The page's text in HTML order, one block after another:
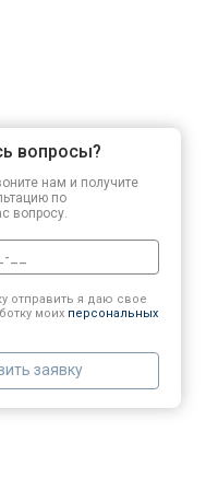
вопросы?
нам и получите
по
вопросу.
отправить я даю свое
моих персональных
заявку